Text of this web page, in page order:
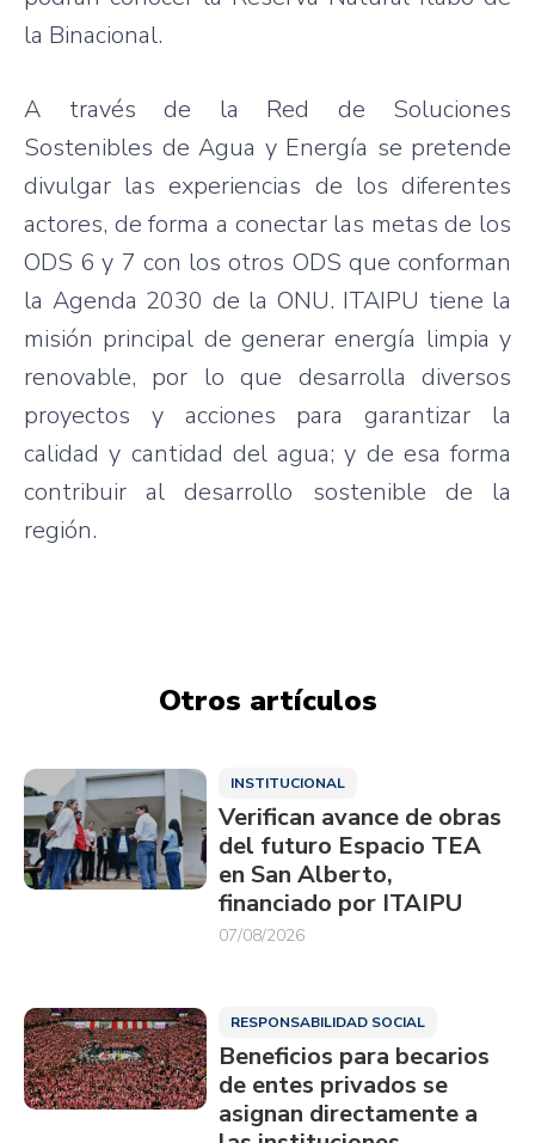
la Binacional.
A través de la Red de Soluciones
Sostenibles de Agua y Energía se pretende
divulgar las experiencias de los diferentes
actores, de forma a conectar las metas de los
ODS 6 y 7 con los otros ODS que conforman
la Agenda 2030 de la ONU. ITAIPU tiene la
misión principal de generar energía limpia y
renovable, por lo que desarrolla diversos
proyectos y acciones para garantizar la
calidad y cantidad del agua; y de esa forma
contribuir al desarrollo sostenible de la
región.
Otros artículos
INSTITUCIONAL
Verifican avance de obras
del futuro Espacio TEA
en San Alberto,
financiado por ITAIPU
07/08/2026
RESPONSABILIDAD SOCIAL
Beneficios para becarios
de entes privados se
asignan directamente a